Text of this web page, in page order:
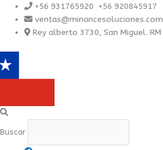
contenido
+56 931765920 +56 920845917
ventas@minancesoluciones.com
Rey alberto 3730, San Miguel. RM
Buscar